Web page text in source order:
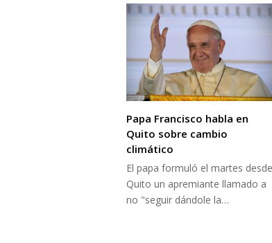
Papa Francisco habla en
Quito sobre cambio
climático
El papa formuló el martes desde
Quito un apremiante llamado a
no "seguir dándole la…